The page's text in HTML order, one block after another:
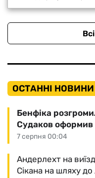
ОСТАННІ НОВИНИ
7 серпня 00:04
Бенфіка
Судаков оформив
Андерлехт на
Сікана на шляху